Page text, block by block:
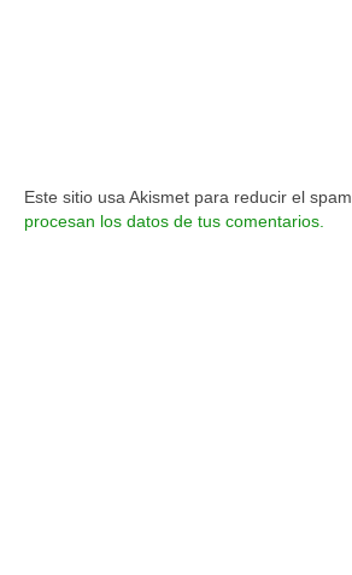
Este sitio usa Akismet para reducir el spam.
procesan los datos de tus comentarios.